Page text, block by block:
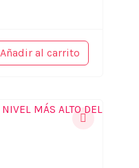
Añadir al carrito